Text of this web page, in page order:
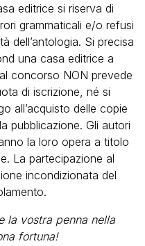
editrice si riserva di
grammaticali e/o refusi
dell’antologia. Si precisa
una casa editrice a
concorso NON prevede
di iscrizione, né si
all’acquisto delle copie
pubblicazione. Gli autori
la loro opera a titolo
La partecipazione al
incondizionata del
la vostra penna nella
fortuna!